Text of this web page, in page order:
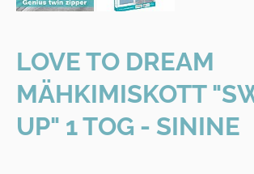
LOVE TO DREAM
MÄHKIMISKOTT
UP" 1 TOG - SININE